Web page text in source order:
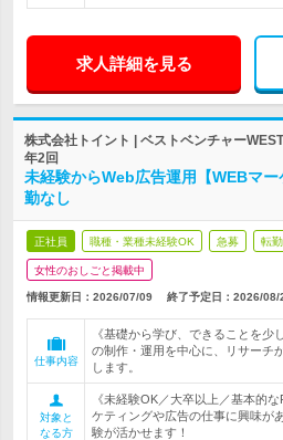
求人詳細を見る
株式会社トイント | ベストベンチャー
年2回
未経験からWeb広告運用【WEBマ
勤なし
正社員 職種・業種未経験OK 急募 転
女性のおしごと掲載中
情報更新日：2026/07/09 終了予定日： 2026/08/
仕事内容
《基礎から学び、できることを少
の制作・運用を中心に、リサーチ
します。
対象と
なる方
《未経験OK／大卒以上／基本的
ケティングや広告の仕事に興味が
験が活かせます！